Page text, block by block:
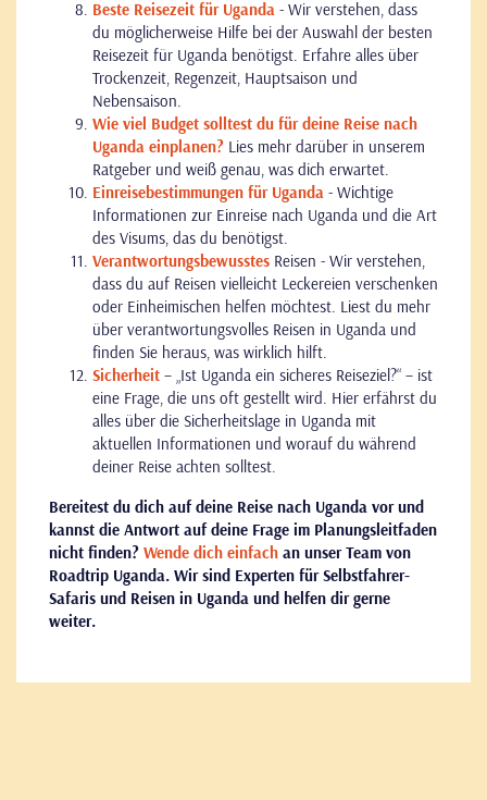
Beste Reisezeit für Uganda - Wir verstehen, dass
du möglicherweise Hilfe bei der Auswahl der besten
Reisezeit für Uganda benötigst. Erfahre alles über
Trockenzeit, Regenzeit, Hauptsaison und
Nebensaison.
Wie viel Budget solltest du für deine Reise nach
Uganda einplanen? Lies mehr darüber in unserem
Ratgeber und weiß genau, was dich erwartet.
Einreisebestimmungen für Uganda - Wichtige
Informationen zur Einreise nach Uganda und die Art
des Visums, das du benötigst.
Verantwortungsbewusstes Reisen - Wir verstehen,
dass du auf Reisen vielleicht Leckereien verschenken
oder Einheimischen helfen möchtest. Liest du mehr
über verantwortungsvolles Reisen in Uganda und
finden Sie heraus, was wirklich hilft.
Sicherheit – „Ist Uganda ein sicheres Reiseziel?“ – ist
eine Frage, die uns oft gestellt wird. Hier erfährst du
alles über die Sicherheitslage in Uganda mit
aktuellen Informationen und worauf du während
deiner Reise achten solltest.
Bereitest du dich auf deine Reise nach Uganda vor und
kannst die Antwort auf deine Frage im Planungsleitfaden
nicht finden? Wende dich einfach an unser Team von
Roadtrip Uganda. Wir sind Experten für Selbstfahrer-
Safaris und Reisen in Uganda und helfen dir gerne
weiter.